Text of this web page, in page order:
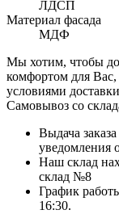
ЛДСП
Материал фасада
МДФ
Мы хотим, чтобы
комфортом для Вас,
условиями
Самовывоз со
Выдача
уведомления
Наш склад
склад №8
График
16:30.